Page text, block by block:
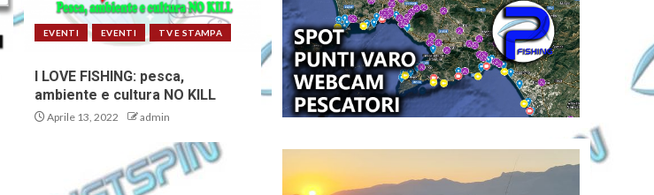
EVENTI EVENTI TV E STAMPA
I LOVE FISHING: pesca,
ambiente e cultura NO KILL
Aprile 13, 2022 admin